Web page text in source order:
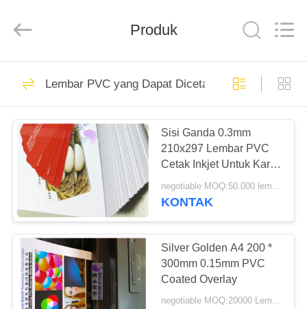
RUMAH
PRODUK
VIDEO
TENTANG
KAMI
TUR
PABRIK
(Tianjin)
Limited.
Bahan Kartu Cerdas
Bahan Kartu PVC
70
Produk
Lembar PVC yang Dapat Dicetak dengan Inkjet
Sisi Ganda 0.3mm
210x297 Lembar PVC
Cetak Inkjet Untuk Kartu
Cerdas
negotiable MOQ:50.000 lembar
KONTAK
Silver Golden A4 200 *
300mm 0.15mm PVC
Coated Overlay
negotiable MOQ:20000 Lembar